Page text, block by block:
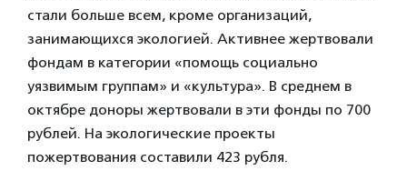
стали больше всем, кроме организаций,
занимающихся экологией. Активнее жертвовали
фондам в категории «помощь социально
уязвимым группам» и «культура». В среднем в
октябре доноры жертвовали в эти фонды по 700
рублей. На экологические проекты
пожертвования составили 423 рубля.